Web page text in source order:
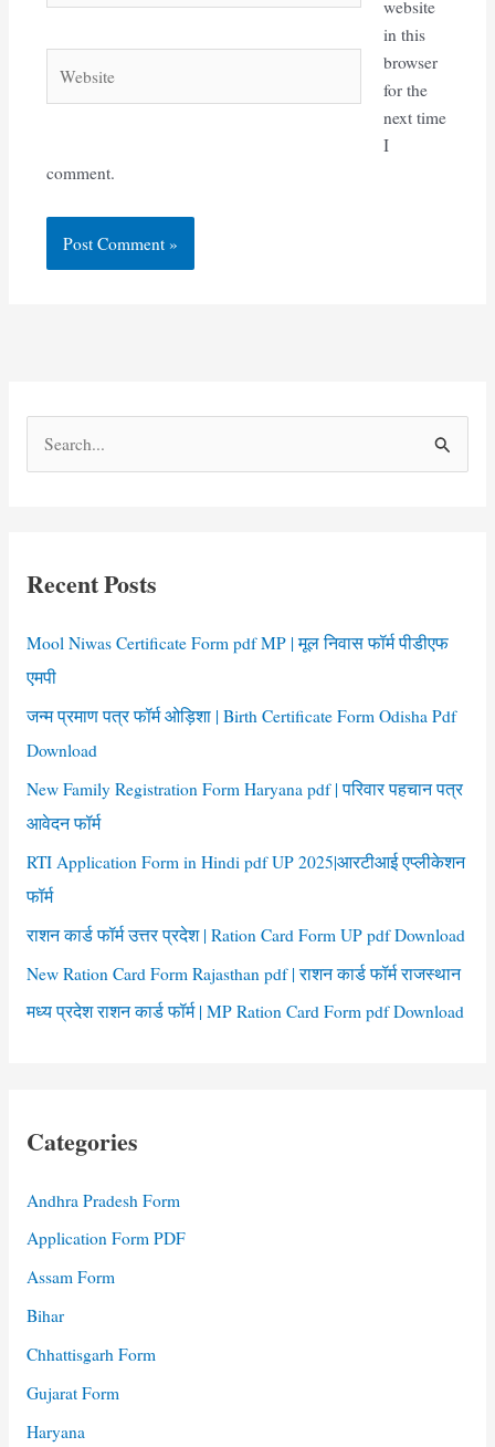
website
in this
browser
for the
next time
I
comment.
e
f
o
r
:
Recent Posts
Mool Niwas Certificate Form pdf MP | मूल निवास फॉर्म पीडीएफ
एमपी
जन्म प्रमाण पत्र फॉर्म ओड़िशा | Birth Certificate Form Odisha Pdf
Download
New Family Registration Form Haryana pdf | परिवार पहचान पत्र
आवेदन फॉर्म
RTI Application Form in Hindi pdf UP 2025|आरटीआई एप्लीकेशन
फॉर्म
राशन कार्ड फॉर्म उत्तर प्रदेश | Ration Card Form UP pdf Download
New Ration Card Form Rajasthan pdf | राशन कार्ड फॉर्म राजस्थान
मध्य प्रदेश राशन कार्ड फॉर्म | MP Ration Card Form pdf Download
Categories
Andhra Pradesh Form
Application Form PDF
Assam Form
Bihar
Chhattisgarh Form
Gujarat Form
Haryana